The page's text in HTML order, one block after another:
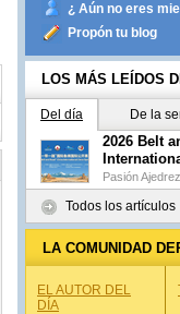
¿ Aún no eres
Propón tu blog
LOS MÁS LEÍDOS
Del día De la
2026 Belt
Pasión Ajedrez
Todos los artículos
LA COMUNIDAD
EL AUTOR DEL
DÍA